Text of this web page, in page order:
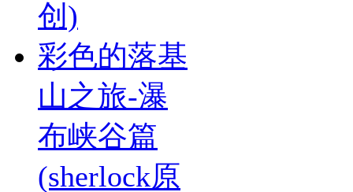
创)
彩色的落基
山之旅-瀑
布峡谷篇
(sherlock原